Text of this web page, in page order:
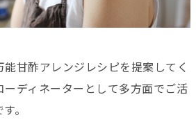
能甘酢アレンジレシピを提案してく
ーディネーターとして多方面でご活
。